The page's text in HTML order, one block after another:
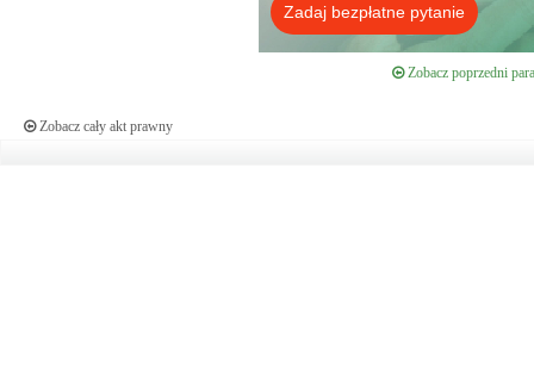
Zadaj bezpłatne pytanie
Zobacz poprzedni
Zobacz cały akt prawny